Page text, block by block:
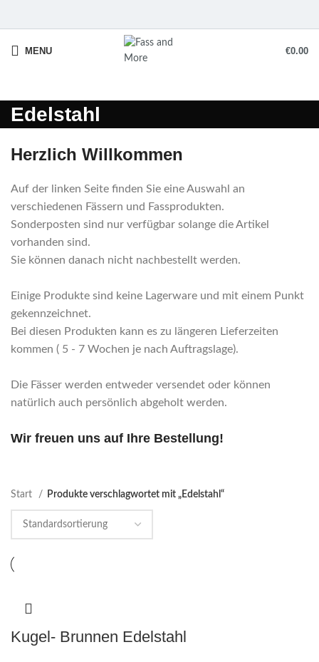
MENU €0.00
Edelstahl
Herzlich Willkommen
Auf der linken Seite finden Sie eine Auswahl an
verschiedenen Fässern und Fassprodukten.
Sonderposten sind nur verfügbar solange die Artikel
vorhanden sind.
Sie können danach nicht nachbestellt werden.
Einige Produkte sind keine Lagerware und mit einem Punkt
gekennzeichnet.
Bei diesen Produkten kann es zu längeren Lieferzeiten
kommen ( 5 - 7 Wochen je nach Auftragslage).
Die Fässer werden entweder versendet oder können
natürlich auch persönlich abgeholt werden.
Wir freuen uns auf Ihre Bestellung!
Start Produkte verschlagwortet mit „Edelstahl“
Kugel- Brunnen Edelstahl